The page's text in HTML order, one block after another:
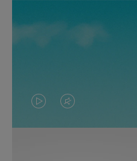
EL
VÍDEO
EL
SONIDO